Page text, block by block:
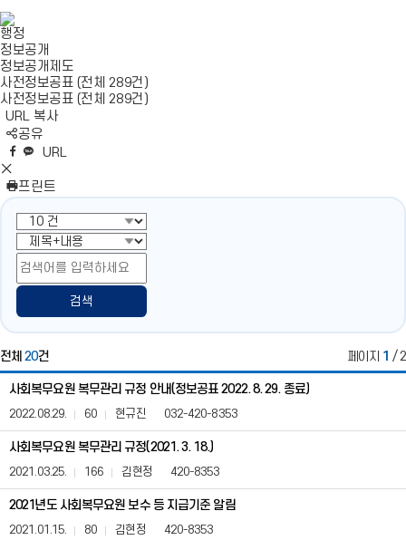
행정
정보공개
정보공개제도
사전정보공표 (전체 289건)
사전정보공표 (전체 289건)
URL 복사
공유
N
영
역
펼
치
기
네
이
버
밴
엑
스
공
유
페
스
북
공
유
카
오
톡
공
유
URL
S
N
S
영
역
닫
기
프린트
검색
전체20건 페이지 1 / 2
사
회
복
무
요
복
관
리
사회복무요원 복무관리 규정 안내(정보공표 2022. 8. 29. 종료)
2022.08.29. 60 현규진 032-420-8353
사회복무요원 복무관리 규정(2021. 3. 18.)
2021.03.25. 166 김현정 420-8353
2021년도 사회복무요원 보수 등 지급기준 알림
2021.01.15. 80 김현정 420-8353